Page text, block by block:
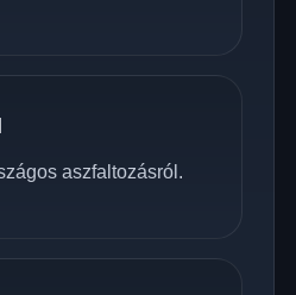
aszfaltozásról.